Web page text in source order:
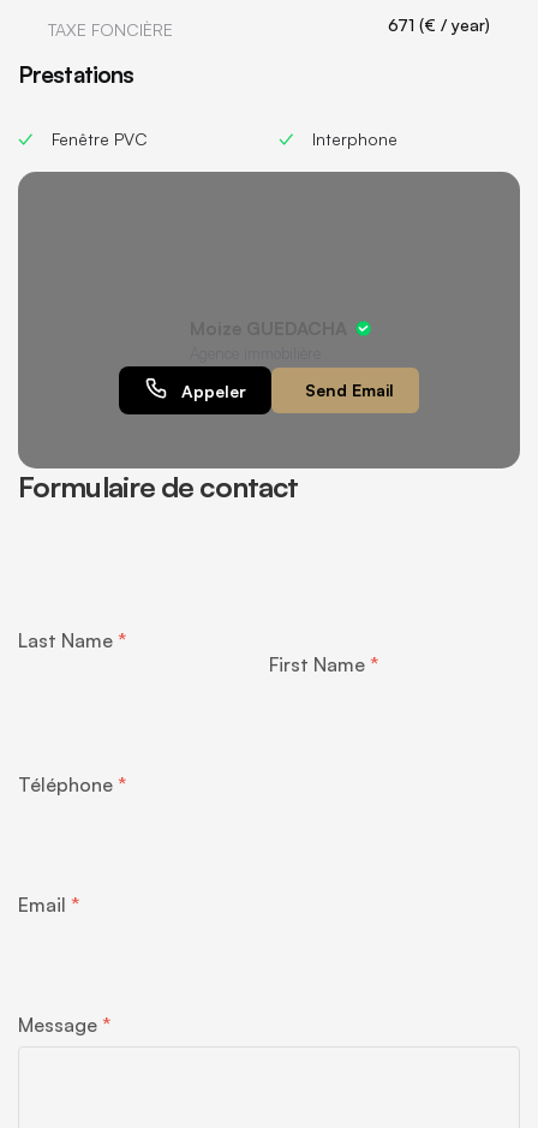
TAXE FONCIÈRE 671 (€ / year)
Prestations
Fenêtre PVC Interphone
Appeler Send Email
Formulaire de contact
Last Name
First Name
Téléphone
Email
Message